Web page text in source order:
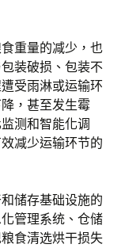
重量的减少，也
装破损、包装不
受雨淋或运输环
，甚至发生霉
测和智能化调
减少运输环节的
储存基础设施的
管理系统、仓储
食清选烘干损失